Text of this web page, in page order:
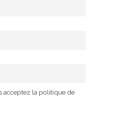
acceptez la politique de